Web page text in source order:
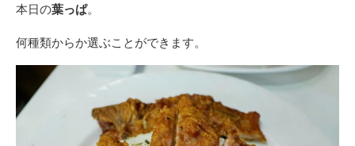
本日の葉っぱ。
何種類からか選ぶことができます。